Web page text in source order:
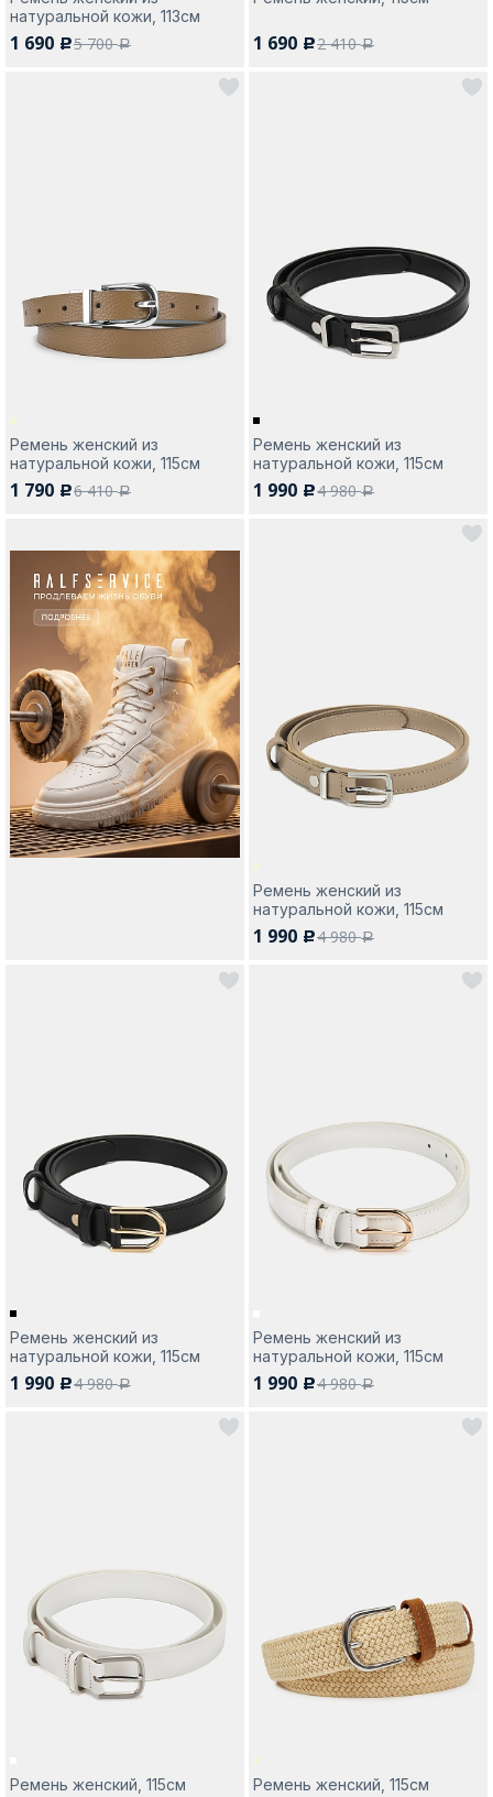
натуральной кожи, 113см
1 690 c5 700a 1 690 c2 410a
Ремень женский из
натуральной кожи, 115см
1 790 c6 410a
Ремень женский из
натуральной кожи, 115см
1 990 c4 980a
Ремень женский из
натуральной кожи, 115см
1 990 c4 980a
Ремень женский из
натуральной кожи, 115см
1 990 c4 980a
Ремень женский из
натуральной кожи, 115см
1 990 c4 980a
Ремень женский, 115см Ремень женский, 115см